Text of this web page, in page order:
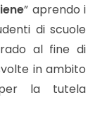
” aprendo i
di scuole
al fine di
in ambito
per la tutela